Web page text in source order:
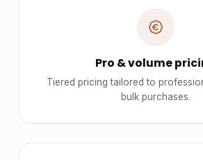
Pro & volume
Tiered pricing tailored to
bulk purchases.